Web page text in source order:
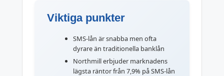
Viktiga punkter
SMS-lån är snabba men ofta
dyrare än traditionella banklån
Northmill erbjuder marknadens
lägsta räntor från 7,9% på SMS-lån